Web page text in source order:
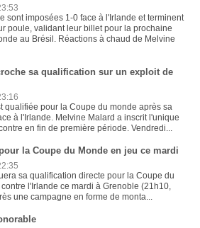
sont imposées 1-0 face à l'Irlande et terminent
poule, validant leur billet pour la prochaine
au Brésil. Réactions à chaud de Melvine
sa qualification sur un exploit de
qualifiée pour la Coupe du monde après sa
à l'Irlande. Melvine Malard a inscrit l'unique
en fin de première période. Vendredi...
la Coupe du Monde en jeu ce mardi
sa qualification directe pour la Coupe du
l'Irlande ce mardi à Grenoble (21h10,
une campagne en forme de monta...